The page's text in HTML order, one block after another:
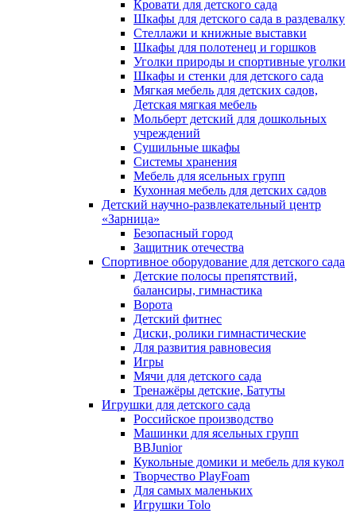
Кровати для детского сада
Шкафы для детского сада в раздевалку
Стеллажи и книжные выставки
Шкафы для полотенец и горшков
Уголки природы и спортивные уголки
Шкафы и стенки для детского сада
Мягкая мебель для детских садов,
Детская мягкая мебель
Мольберт детский для дошкольных
учреждений
Сушильные шкафы
Системы хранения
Мебель для ясельных групп
Кухонная мебель для детских садов
Детский научно-развлекательный центр
«Зарница»
Безопасный город
Защитник отечества
Спортивное оборудование для детского сада
Детские полосы препятствий,
балансиры, гимнастика
Ворота
Детский фитнес
Диски, ролики гимнастические
Для развития равновесия
Игры
Мячи для детского сада
Тренажёры детские, Батуты
Игрушки для детского сада
Российское производство
Машинки для ясельных групп
BBJunior
Кукольные домики и мебель для кукол
Творчество PlayFoam
Для самых маленьких
Игрушки Tolo